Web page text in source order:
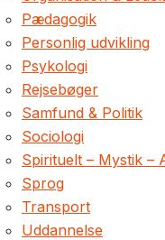
Pædagogik
Personlig udvikling
Psykologi
Rejsebøger
Samfund & Politik
Sociologi
Spirituelt – Mystik –
Sprog
Transport
Uddannelse